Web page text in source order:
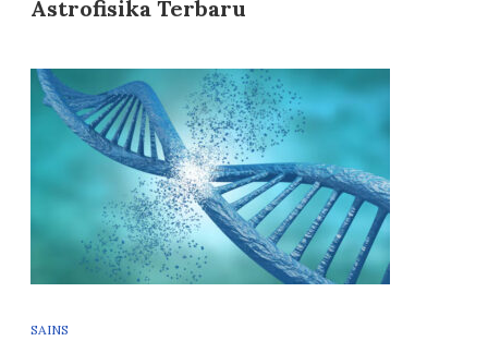
Astrofisika Terbaru
SAINS